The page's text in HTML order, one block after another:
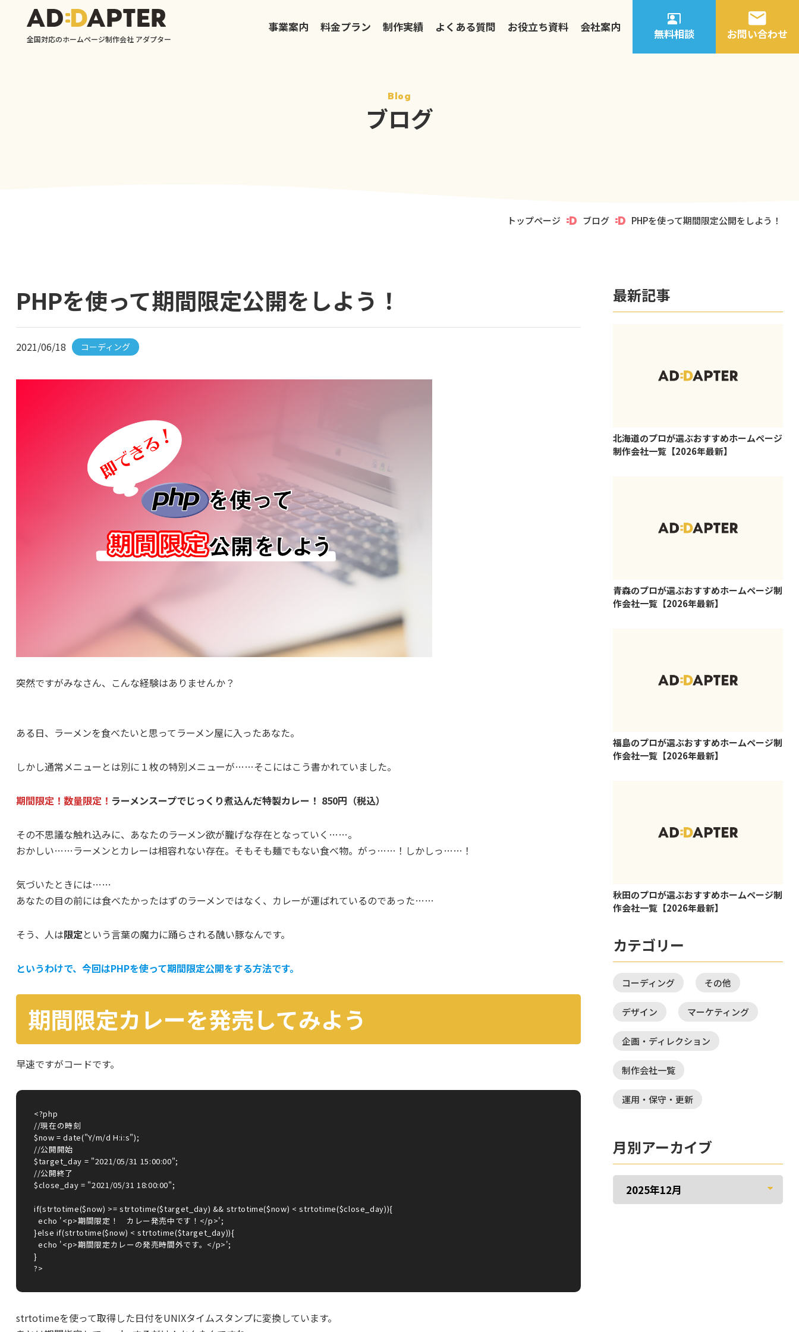
全国対応のホームページ制作会社 アダプター
事業案内 料金プラン 制作実績 よくある質問 お役立ち資料 会社案内 無料相談 お問い合わせ
Blog
ブログ
トップページ ブログ PHPを使って期間限定公開をしよう！
PHPを使って期間限定公開をしよう！
2021/06/18 コーディング
突然ですがみなさん、こんな経験はありませんか？
ある日、ラーメンを食べたいと思ってラーメン屋に入ったあなた。
しかし通常メニューとは別に１枚の特別メニューが……そこにはこう書かれていました。
期間限定！数量限定！ ラーメンスープでじっくり煮込んだ特製カレー！ 850円（税込）
その不思議な触れ込みに、あなたのラーメン欲が朧げな存在となっていく……。
おかしい……ラーメンとカレーは相容れない存在。そもそも麺でもない食べ物。がっ……！しかしっ……！
気づいたときには……
あなたの目の前には食べたかったはずのラーメンではなく、カレーが運ばれているのであった……
そう、人は限定という言葉の魔力に踊らされる醜い豚なんです。
というわけで、今回はPHPを使って期間限定公開をする方法です。
期間限定カレーを発売してみよう
早速ですがコードです。
<?php
//現在の時刻
$now = date("Y/m/d H:i:s");
//公開開始
$target_day = "2021/05/31 15:00:00";
//公開終了
$close_day = "2021/05/31 18:00:00";
if(strtotime($now) >= strtotime($target_day) && strtotime($now) < strtotime($close_day)){
  echo '<p>期間限定！　カレー発売中です！</p>';
}else if(strtotime($now) < strtotime($target_day)){
  echo '<p>期間限定カレーの発売時間外です。</p>';
}
?>
strtotimeを使って取得した日付をUNIXタイムスタンプに変換しています。
最新記事
北海道のプロが選ぶおすすめホームページ
制作会社一覧【2026年最新】
青森のプロが選ぶおすすめホームページ制
作会社一覧【2026年最新】
福島のプロが選ぶおすすめホームページ制
作会社一覧【2026年最新】
秋田のプロが選ぶおすすめホームページ制
作会社一覧【2026年最新】
カテゴリー
コーディング その他
デザイン マーケティング
企画・ディレクション
制作会社一覧
運用・保守・更新
月別アーカイブ